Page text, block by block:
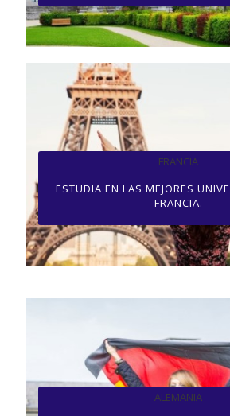
FRANCIA
ESTUDIA EN LAS MEJORES
FRANCIA.
ALEMANIA